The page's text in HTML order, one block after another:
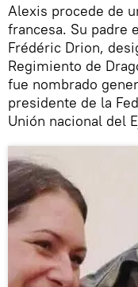
Alexis procede de
francesa. Su padre
Frédéric Drion,
Regimiento de
fue nombrado
presidente de la
Unión nacional del